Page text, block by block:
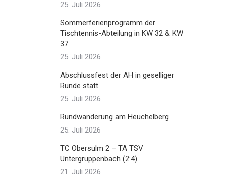
25. Juli 2026
Sommerferienprogramm der
Tischtennis-Abteilung in KW 32 & KW
37
25. Juli 2026
Abschlussfest der AH in geselliger
Runde statt.
25. Juli 2026
Rundwanderung am Heuchelberg
25. Juli 2026
TC Obersulm 2 – TA TSV
Untergruppenbach (2:4)
21. Juli 2026